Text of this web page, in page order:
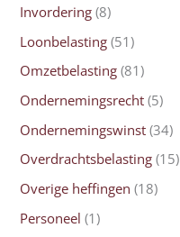
Invordering (8)
Loonbelasting (51)
Omzetbelasting (81)
Ondernemingsrecht (5)
Ondernemingswinst (34)
Overdrachtsbelasting (15)
Overige heffingen (18)
Personeel (1)